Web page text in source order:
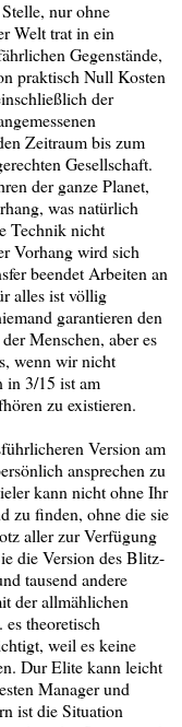
nur ohne
Welt trat in ein
Gegenstände,
praktisch Null Kosten
der
Zeitraum bis zum
Gesellschaft.
der ganze Planet,
was natürlich
Technik nicht
Vorhang wird sich
beendet Arbeiten an
alles ist völlig
garantieren den
Menschen, aber es
wenn wir nicht
in 3/15 ist am
zu existieren.
Version am
ansprechen zu
kann nicht ohne Ihr
zu finden, ohne die sie
aller zur Verfügung
die Version des Blitz-
tausend andere
der allmählichen
theoretisch
weil es keine
Dur Elite kann leicht
Manager und
ist die Situation